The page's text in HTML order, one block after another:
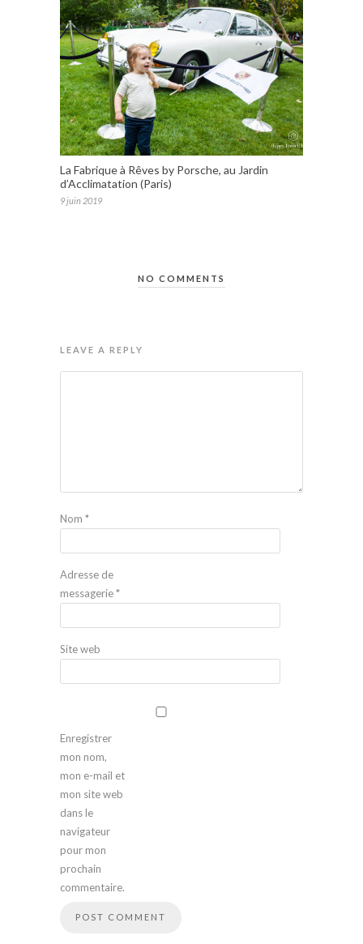
La Fabrique à Rêves by Porsche, au Jardin
d’Acclimatation (Paris)
9 juin 2019
NO COMMENTS
LEAVE A REPLY
Nom *
Adresse de
messagerie*
Site web
Enregistrer
mon nom,
mon e-mail et
mon site web
dans le
navigateur
pour mon
prochain
commentaire.